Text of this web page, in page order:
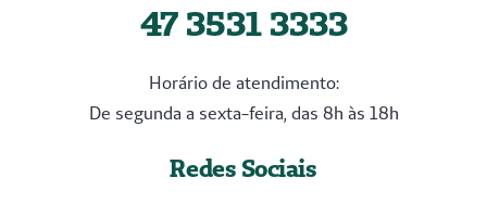
47 3531 3333
Horário de atendimento:
De segunda a sexta-feira, das 8h às 18h
Redes Sociais